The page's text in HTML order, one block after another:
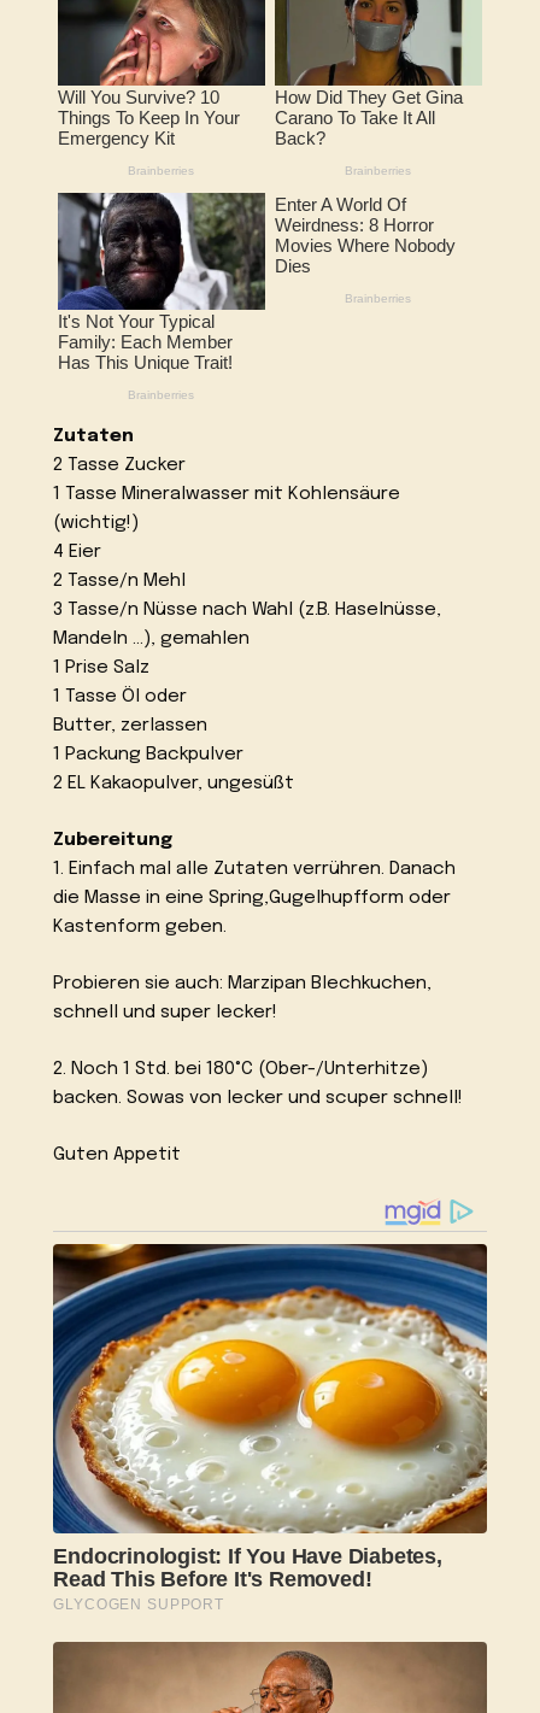
Zutaten
2 Tasse Zucker
1 Tasse Mineralwasser mit Kohlensäure
(wichtig!)
4 Eier
2 Tasse/n Mehl
3 Tasse/n Nüsse nach Wahl (z.B. Haselnüsse,
Mandeln …), gemahlen
1 Prise Salz
1 Tasse Öl oder
Butter, zerlassen
1 Packung Backpulver
2 EL Kakaopulver, ungesüßt
Zubereitung
1. Einfach mal alle Zutaten verrühren. Danach
die Masse in eine Spring,Gugelhupfform oder
Kastenform geben.
Probieren sie auch: Marzipan Blechkuchen,
schnell und super lecker!
2. Noch 1 Std. bei 180°C (Ober-/Unterhitze)
backen. Sowas von lecker und scuper schnell!
Guten Appetit